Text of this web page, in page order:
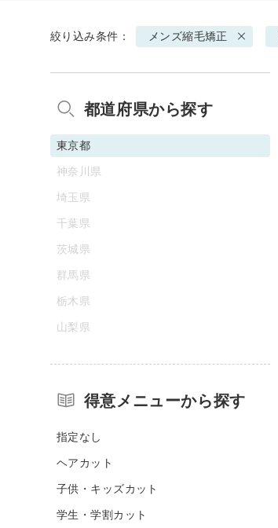
絞り込み条件： メンズ縮毛矯正
都道府県から探す
東京都
神奈川県
埼玉県
千葉県
茨城県
群馬県
栃木県
山梨県
得意メニューから探す
指定なし
ヘアカット
子供・キッズカット
学生・学割カット